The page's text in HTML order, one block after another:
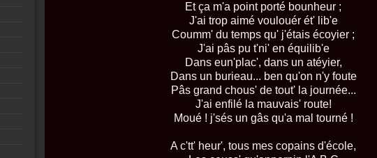
Et ça m'a point porté bounheur ;
J'ai trop aimé voulouér ét' lib'e
Coumm' du temps qu' j'étais écoyier ;
J'ai pâs pu t'ni' en équilib'e
Dans eun'plac', dans un atéyier,
Dans un burieau... ben qu'on n'y foute
Pâs grand chous' de tout' la journée...
J'ai enfilé la mauvais' route!
Moué ! j'sés un gâs qu'a mal tourné !
A c'tt' heur', tous mes copains d'école,